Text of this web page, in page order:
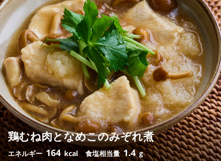
鶏むね肉となめこのみぞれ煮
エネルギー 164 kcal 食塩相当量1.4 g